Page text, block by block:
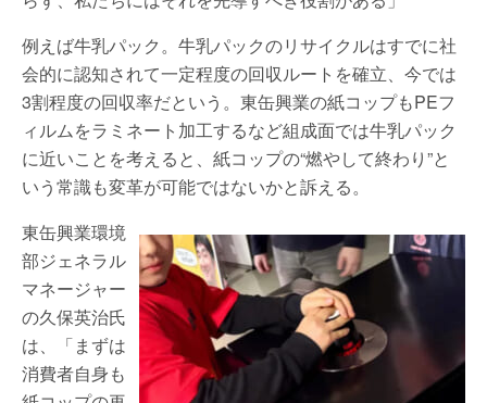
例えば牛乳パック。牛乳パックのリサイクルはすでに社
会的に認知されて一定程度の回収ルートを確立、今では
3割程度の回収率だという。東缶興業の紙コップもPEフ
ィルムをラミネート加工するなど組成面では牛乳パック
に近いことを考えると、紙コップの“燃やして終わり”と
いう常識も変革が可能ではないかと訴える。
東缶興業環境
部ジェネラル
マネージャー
の久保英治氏
は、「まずは
消費者自身も